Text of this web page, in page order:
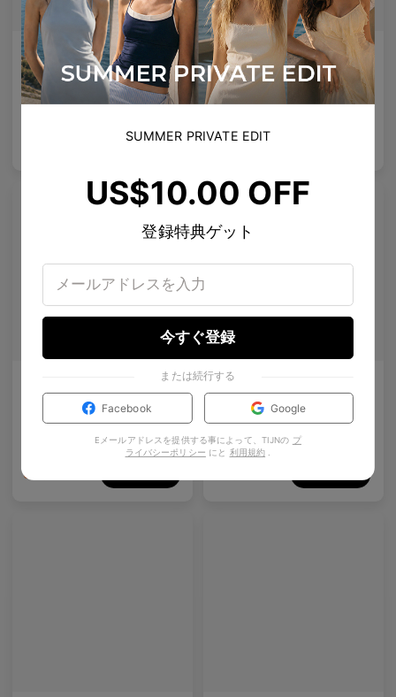
AETHER LINE / S01
超軽量の精密を提供する彫刻的チタンフレーム。
4 Colours available
バッグに入れる
Emblematic A 02
強化された専門レンズ
6 Colours available
US$ 100.00
Colours available
US$
Rin
4 Colours available
SUMMER PRIVATE EDIT
US$10.00 OFF
登録特典ゲット
今すぐ登録
または続行する
Facebook Google
Eメールアドレスを提供する事によって、TIJNの プ
ライバシーポリシー にと 利用規約 .